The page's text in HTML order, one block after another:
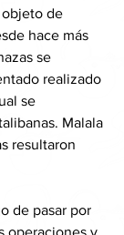
de
hace más
se
realizado
se
Malala
resultaron
de pasar por
operaciones y